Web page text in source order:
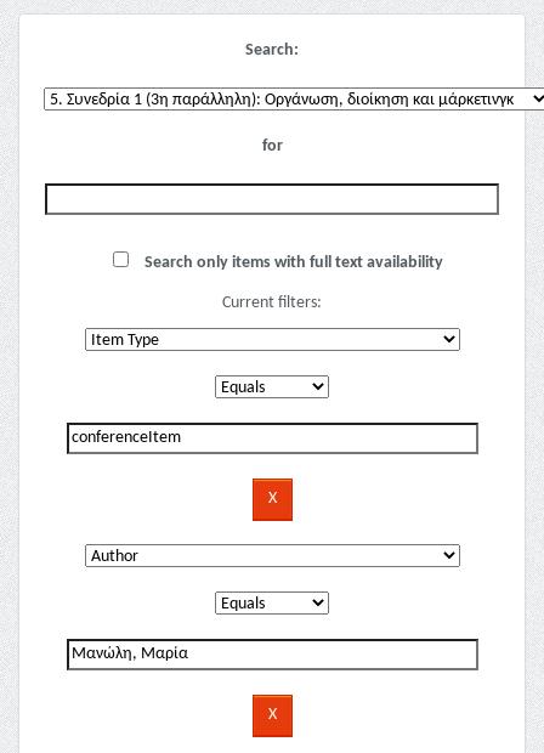
Search:
for
Search only items with full text availability
Current filters: